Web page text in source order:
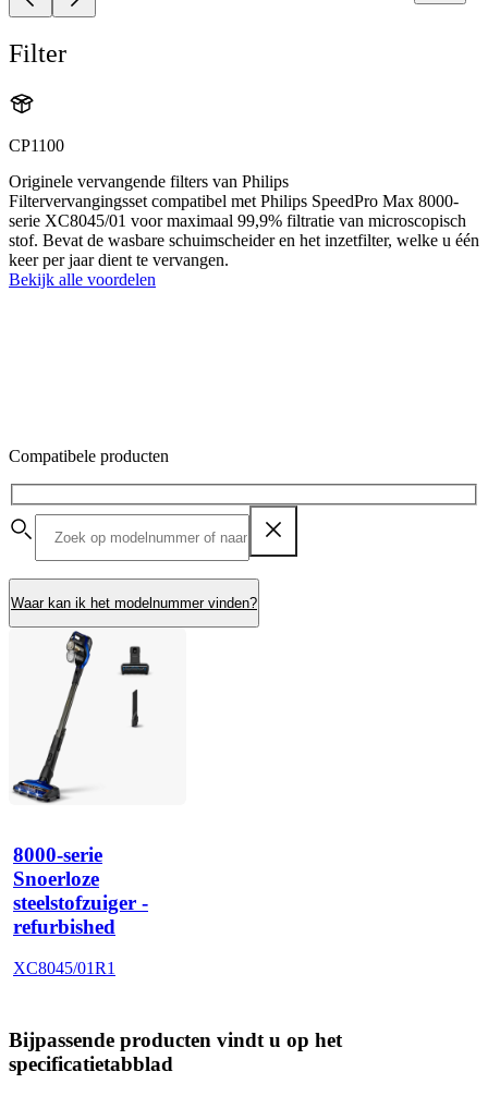
Filter
CP1100
Originele vervangende filters van Philips
Filtervervangingsset compatibel met Philips SpeedPro Max 8000-
serie XC8045/01 voor maximaal 99,9% filtratie van microscopisch
stof. Bevat de wasbare schuimscheider en het inzetfilter, welke u één
keer per jaar dient te vervangen.
Bekijk alle voordelen
Compatibele producten
Waar kan ik het modelnummer vinden?
8000-serie
Snoerloze
steelstofzuiger -
refurbished
XC8045/01R1
Bijpassende producten vindt u op het
specificatietabblad